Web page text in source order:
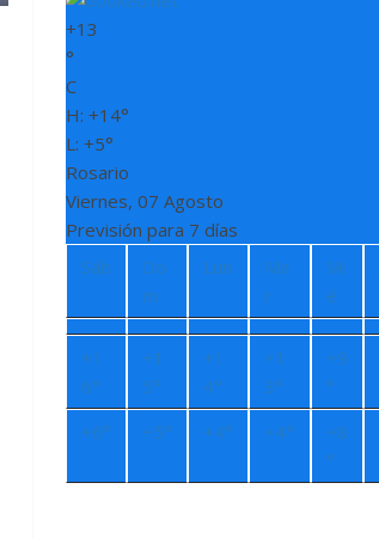
+13
°
C
H:+14°
L:+5°
Rosario
Viernes, 07 Agosto
Previsión para 7 días
Sáb
Do
m
Lun
Ma
r
Mi
é
+1
6°
+1
5°
+1
4°
+1
3°
+9
°
+6° +5° +4° +4° +8
°